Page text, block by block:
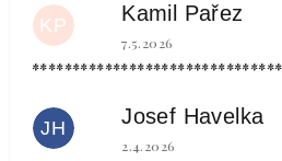
KP Kamil Pařez
Hodnocení obchodu
7.5.2026
JH Josef Havelka
Hodnocení obchodu
2.4.2026